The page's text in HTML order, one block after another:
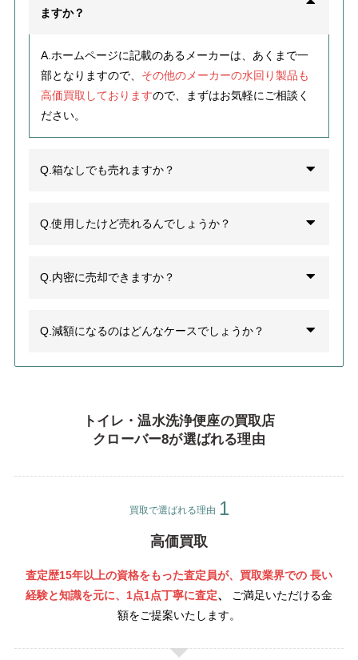
ますか？
A.ホームページに記載のあるメーカーは、あくまで一
部となりますので、 その他のメーカーの水回り製品も
高価買取しておりますので、まずはお気軽にご相談く
ださい。
Q.箱なしでも売れますか？
Q.使用したけど売れるんでしょうか？
Q.内密に売却できますか？
Q.減額になるのはどんなケースでしょうか？
トイレ・温水洗浄便座の買取店
クローバー8が選ばれる理由
買取で選ばれる理由
高価買取
査定歴15年以上の資格をもった査定員が、買取業界での 長い
経験と知識を元に、1点1点丁寧に査定、
ご満足いただける金
額をご提案いたします。